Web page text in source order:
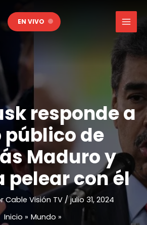
EN VIVO
responde a
público de
Maduro y
pelear con él
Cable Visión TV /julio 31, 2024
Inicio
Mundo